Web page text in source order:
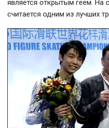
является открытым геем. На
считается одним из лучших